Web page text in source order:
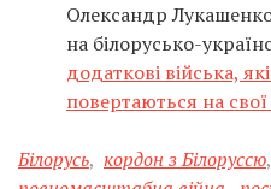
Олександр
на білорусько-
додаткові війська,
повертаються на
Білорусь, кордон з Білоруссю,